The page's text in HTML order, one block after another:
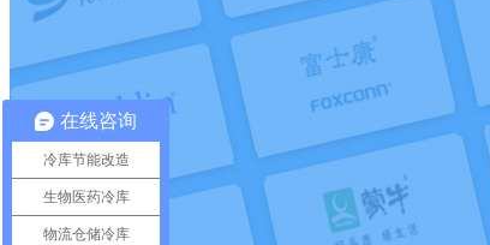
在线咨询
冷库节能改造
生物医药冷库
物流仓储冷库